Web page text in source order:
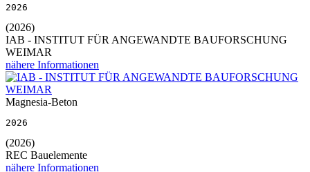
2026
(2026)
IAB - INSTITUT FÜR ANGEWANDTE BAUFORSCHUNG
WEIMAR
nähere Informationen
Magnesia-Beton
2026
(2026)
REC Bauelemente
nähere Informationen